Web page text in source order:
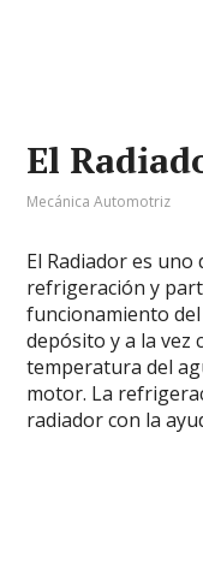
El
Mecánica Automotriz
El Radiador es uno
refrigeración y
funcionamiento
depósito y a la vez
temperatura del
motor. La
radiador con la